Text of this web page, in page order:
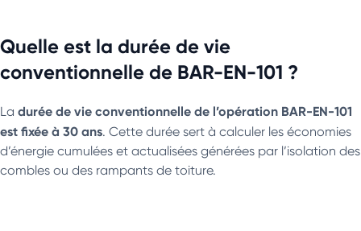
Quelle est la durée de vie
conventionnelle de BAR-EN-101 ?
La durée de vie conventionnelle de l’opération BAR-EN-101
est fixée à 30 ans. Cette durée sert à calculer les économies
d’énergie cumulées et actualisées générées par l’isolation des
combles ou des rampants de toiture.